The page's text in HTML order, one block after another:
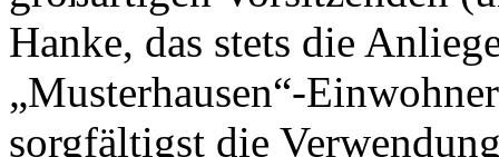
Hanke, das stets die
„Musterhausen“-
sorgfältigst die